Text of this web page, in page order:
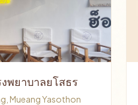
งพยาบาลยโสธร
Mueang Yasothon